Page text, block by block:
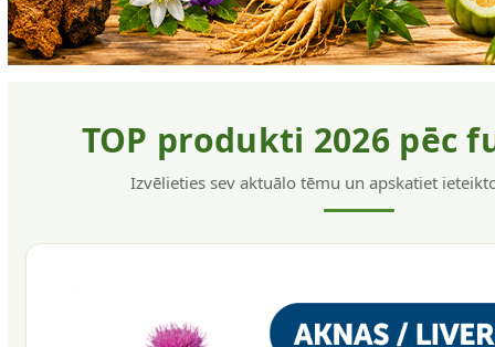
TOP produkti 2026 pēc
Izvēlieties sev aktuālo tēmu un apskatiet